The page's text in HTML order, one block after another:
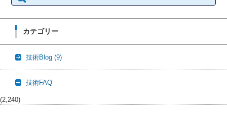
カテゴリー
技術Blog (9)
技術FAQ
(2,240)